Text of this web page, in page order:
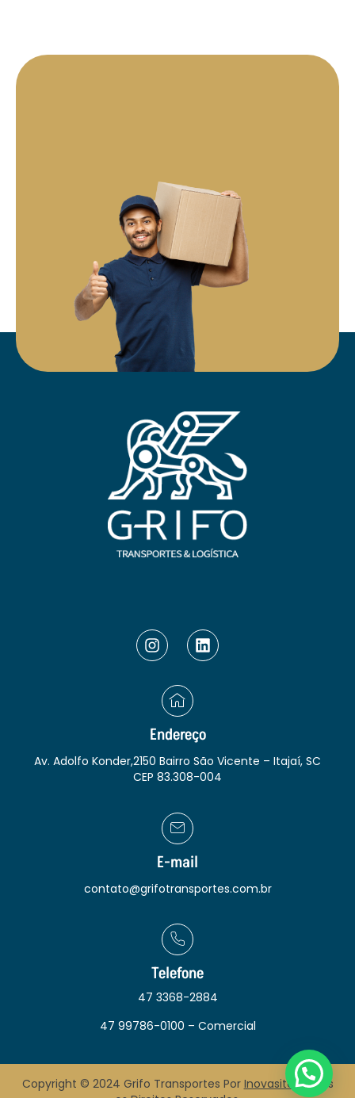
Endereço
Av. Adolfo Konder,2150 Bairro São Vicente – Itajaí, SC
CEP 83.308-004
E-mail
contato@grifotransportes.com.br
Telefone
47 3368-2884
47 99786-0100 – Comercial
Copyright © 2024 Grifo Transportes Por Inovasite . Todos